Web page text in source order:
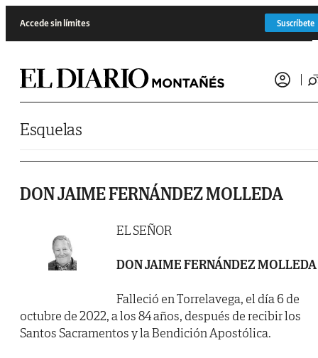
Accede sin límites Suscríbete
Esquelas
DON JAIME FERNÁNDEZ MOLLEDA
EL SEÑOR
DON JAIME FERNÁNDEZ MOLLEDA
Falleció en Torrelavega, el día 6 de
octubre de 2022, a los 84 años, después de recibir los
Santos Sacramentos y la Bendición Apostólica.